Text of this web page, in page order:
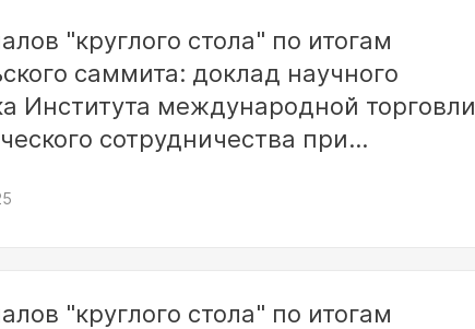
"круглого стола" по итогам
саммита: доклад научного
Института международной торговли
сотрудничества при
"круглого стола" по итогам